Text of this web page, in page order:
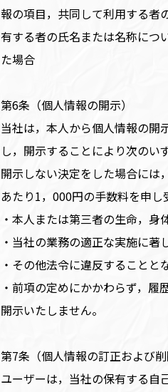
報の項目，共同して利用する者
有する者の氏名または名称につ
た場合
第6条（個人情報の開示）
当社は，本人から個人情報の開
し，開示することにより次のい
開示しない決定をした場合には
あたり1，000円の手数料を申し
・本人または第三者の生命，
・当社の業務の適正な実施に
・その他法令に違反することと
・前項の定めにかかわらず，
開示いたしません。
第7条（個人情報の訂正および削
ユーザーは，当社の保有する自